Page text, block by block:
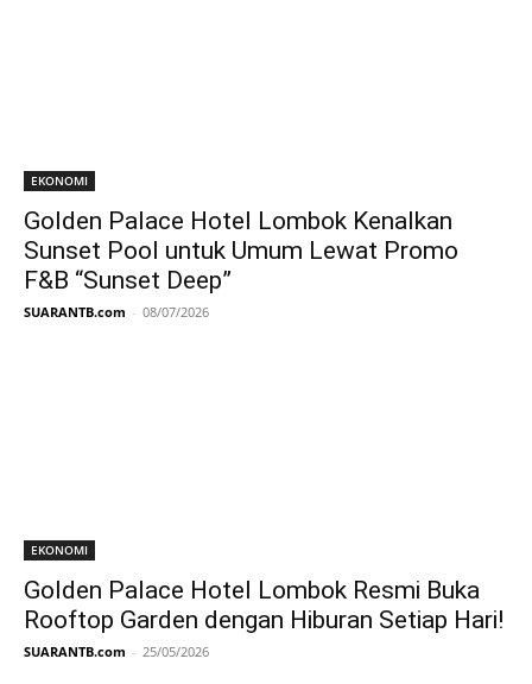
EKONOMI
Golden Palace Hotel Lombok Kenalkan
Sunset Pool untuk Umum Lewat Promo
F&B “Sunset Deep”
SUARANTB.com - 08/07/2026
EKONOMI
Golden Palace Hotel Lombok Resmi Buka
Rooftop Garden dengan Hiburan Setiap Hari!
SUARANTB.com - 25/05/2026